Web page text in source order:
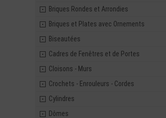
Briques Rondes et Arrondies
Briques et Plates avec Ornements
Biseautées
Cadres de Fenêtres et de Portes
Cloisons - Murs
Crochets - Enrouleurs - Cordes
Cylindres
Dômes